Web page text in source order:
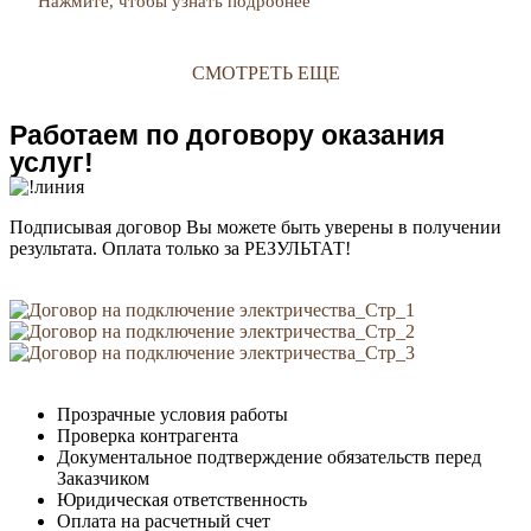
СМОТРЕТЬ ЕЩЕ
Работаем по договору оказания
услуг!
Подписывая договор Вы можете быть уверены в получении
результата. Оплата только за РЕЗУЛЬТАТ!
Прозрачные условия работы
Проверка контрагента
Документальное подтверждение обязательств перед
Заказчиком
Юридическая ответственность
Оплата на расчетный счет